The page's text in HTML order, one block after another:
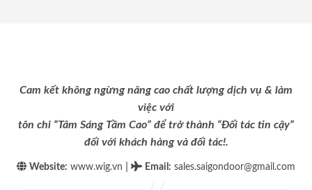
Cam kết không ngừng nâng cao chất lượng dịch vụ & làm
việc với
tôn chỉ “Tâm Sáng Tầm Cao” để trở thành “Đối tác tin cậy”
đối với khách hàng và đối tác!.
Website: www.wig.vn Email : sales.saigondoor@gmail.com